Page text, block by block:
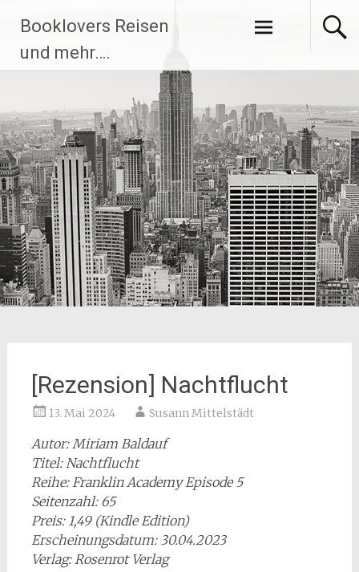
Inhalt
springen
Booklovers Reisen
und mehr….
[Rezension] Nachtflucht
13. Mai 2024 Susann Mittelstädt
Autor: Miriam Baldauf
Titel: Nachtflucht
Reihe: Franklin Academy Episode 5
Seitenzahl: 65
Preis: 1,49 (Kindle Edition)
Erscheinungsdatum: 30.04.2023
Verlag: Rosenrot Verlag